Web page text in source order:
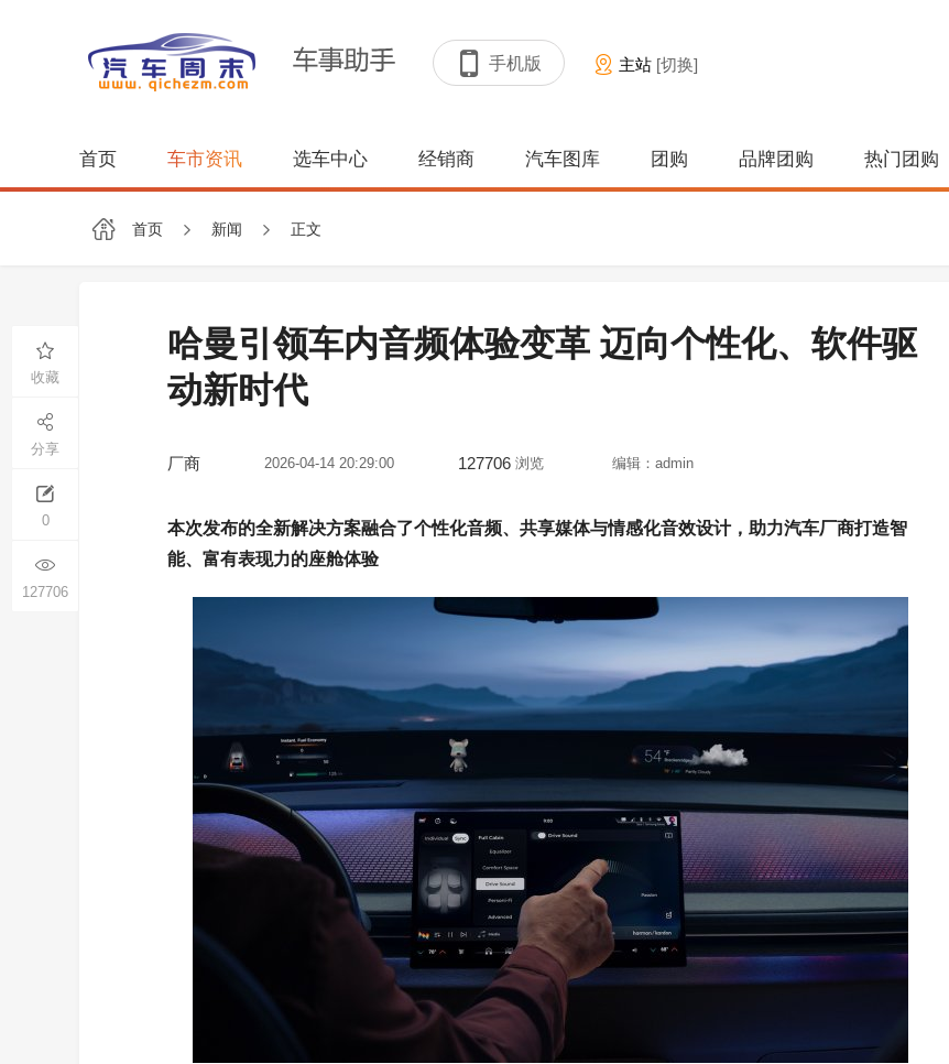
手机版 主站 [切换]
首页 车市资讯 选车中心 经销商 汽车图库 团购 品牌团购 热门团购
首页 新闻 正文
哈曼引领车内音频体验变革 迈向个性化、软件驱
动新时代
厂商 2026-04-14 20:29:00 127706 浏览 编辑：admin
收藏
分享
0
127706
本次发布的全新解决方案融合了个性化音频、共享媒体与情感化音效设计，助力汽车厂商打造智
能、富有表现力的座舱体验